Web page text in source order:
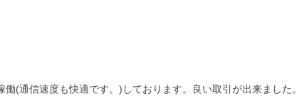
(通信速度も快適です。)しております。良い取引が出来ました。